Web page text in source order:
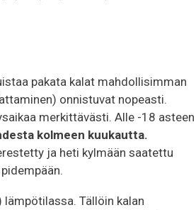
pakata kalat mahdollisimman
onnistuvat nopeasti.
merkittävästi. Alle -18 asteen
kolmeen kuukautta.
ja heti kylmään saatettu
Tällöin kalan